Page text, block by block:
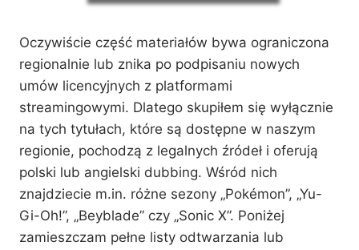
Oczywiście część materiałów bywa ograniczona
regionalnie lub znika po podpisaniu nowych
umów licencyjnych z platformami
streamingowymi. Dlatego skupiłem się wyłącznie
na tych tytułach, które są dostępne w naszym
regionie, pochodzą z legalnych źródeł i oferują
polski lub angielski dubbing. Wśród nich
znajdziecie m.in. różne sezony „Pokémon”, „Yu-
Gi-Oh!”, „Beyblade” czy „Sonic X”. Poniżej
zamieszczam pełne listy odtwarzania lub